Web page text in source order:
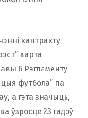
кантракту
варта
6 Рэгламенту
футбола” па
а гэта значыць,
ўзросце 23 гадоў